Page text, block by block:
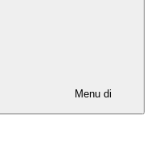
Menu di